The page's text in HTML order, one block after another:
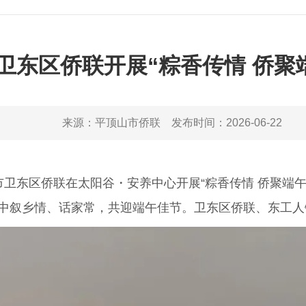
东区侨联开展“粽香传情 侨聚
来源： 平顶山市侨联 发布时间： 2026-06-22
区侨联在太阳谷・安养中心开展“粽香传情 侨聚端
叙乡情、话家常，共迎端午佳节。卫东区侨联、东工